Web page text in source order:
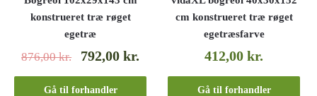
konstrueret træ røget
egetræ
876,00kr. 792,00kr.
Gå til forhandler
cm konstrueret træ røget
egetræsfarve
412,00kr.
Gå til forhandler